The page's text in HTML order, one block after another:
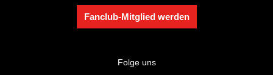
Fanclub-Mitglied werden
Folge uns